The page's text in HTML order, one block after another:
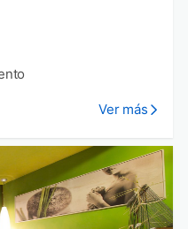
Ver más